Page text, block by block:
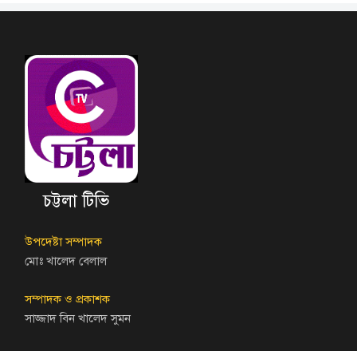
চট্টলা টিভি
উপদেষ্টা সম্পাদক
মোঃ খালেদ বেলাল
সম্পাদক ও প্রকাশক
সাজ্জাদ বিন খালেদ সুমন